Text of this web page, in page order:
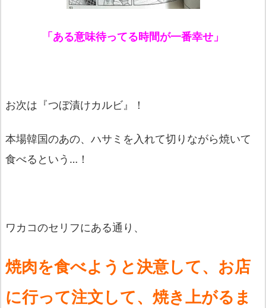
「ある意味待ってる時間が一番幸せ」
お次は『つぼ漬けカルビ 』！
本場韓国のあの、ハサミを入れて切りながら焼いて
食べるという… ！
ワカコのセリフにある通り、
焼肉を食べようと決意して、お店
に行って注文して、 焼き上がるま